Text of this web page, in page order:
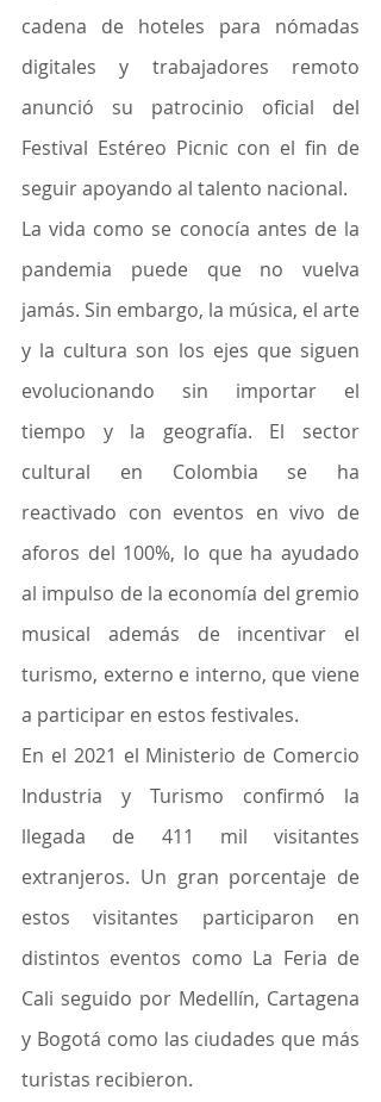
cadena de hoteles para nómadas
digitales y trabajadores remoto
anunció su patrocinio oficial del
Festival Estéreo Picnic con el fin de
seguir apoyando al talento nacional.
La vida como se conocía antes de la
pandemia puede que no vuelva
jamás. Sin embargo, la música, el arte
y la cultura son los ejes que siguen
evolucionando sin importar el
tiempo y la geografía. El sector
cultural en Colombia se ha
reactivado con eventos en vivo de
aforos del 100%, lo que ha ayudado
al impulso de la economía del gremio
musical además de incentivar el
turismo, externo e interno, que viene
a participar en estos festivales.
En el 2021 el Ministerio de Comercio
Industria y Turismo confirmó la
llegada de 411 mil visitantes
extranjeros. Un gran porcentaje de
estos visitantes participaron en
distintos eventos como La Feria de
Cali seguido por Medellín, Cartagena
y Bogotá como las ciudades que más
turistas recibieron.